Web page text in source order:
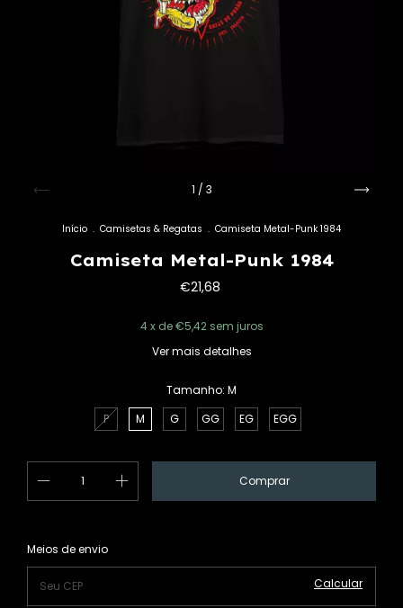
1 / 3
Início . Camisetas & Regatas . Camiseta Metal-Punk 1984
Camiseta Metal-Punk 1984
€21,68
4 x de€5,42 sem juros
Ver mais detalhes
Tamanho: M
P
M G GG EG EGG
Entregas para o CEP:
Meios de envio
Calcular